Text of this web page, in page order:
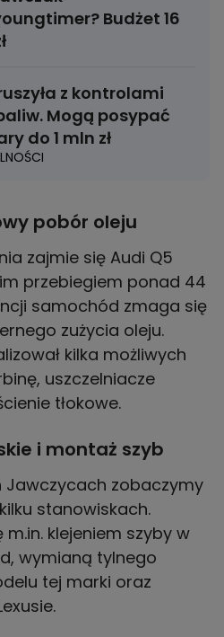
Budżet 16
z kontrolami
Mogą posypać
do 1 mln zł
pobór oleju
zajmie się Audi Q5
przebiegiem ponad 44
samochód zmaga się
zużycia oleju.
kilka możliwych
uszczelniacze
tłokowe.
i montaż szyb
Jawczycach zobaczymy
stanowiskach.
klejeniem szyby w
wymianą tylnego
tej marki oraz